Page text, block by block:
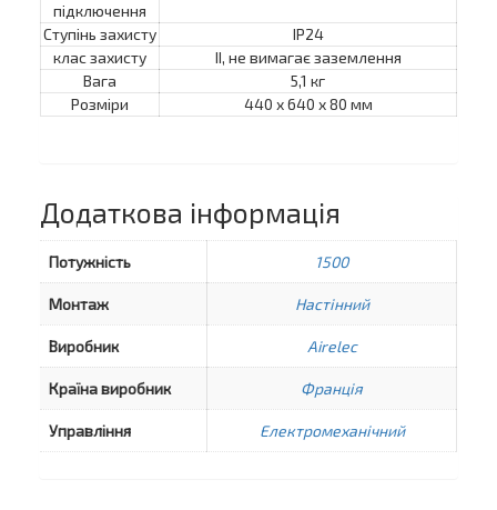
підключення
Ступінь захисту
IP24
клас захисту
II, не вимагає заземлення
Вага
5,1 кг
Розміри
440 х 640 х 80 мм
Додаткова інформація
Потужність 1500
Монтаж Настінний
Виробник Airelec
Країна виробник Франція
Управління Електромеханічний